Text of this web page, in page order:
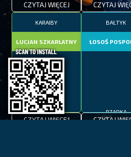
CZYTAJ WIĘCEJ CZYTAJ
KARAIBY
LUCJAN SZKARŁATNY
EPICKA
CZYTAJ WIĘCEJ
BAŁTYK
ŁOSOŚ
CZYTAJ